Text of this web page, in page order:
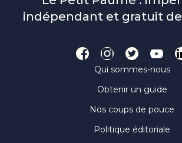
indépendant et gratuit
Qui sommes-nous
Obtenir un guide
Nos coups de pouce
Politique éditoriale